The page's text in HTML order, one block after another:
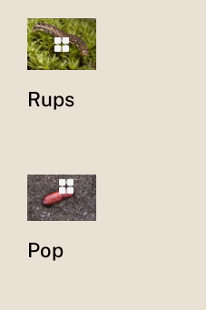
Rups
Pop